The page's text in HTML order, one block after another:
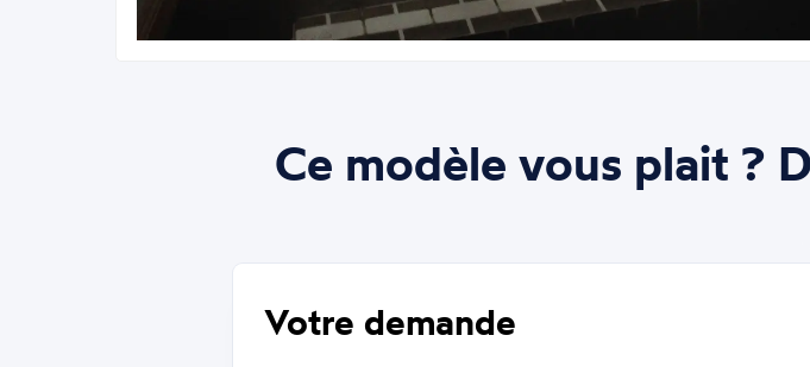
Ce modèle vous plait ?
Votre demande